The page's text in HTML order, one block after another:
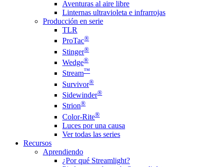
Aventuras al aire libre
Linternas ultravioleta e infrarrojas
Producción en serie
TLR
ProTac®
Stinger®
Wedge®
Stream™
Survivor®
Sidewinder®
Strion®
Color-Rite®
Luces por una causa
Ver todas las series
Recursos
Aprendiendo
¿Por qué Streamlight?